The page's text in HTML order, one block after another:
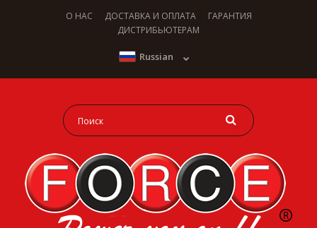
О НАС ДОСТАВКА И ОПЛАТА
ГАРАНТИЯ
ДИСТРИБЬЮТЕРАМ
Russian